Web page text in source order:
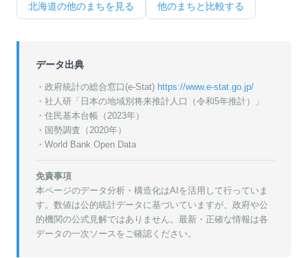
北海道の他のまちを見る 他のまちと比較する
データ出典
・政府統計の総合窓口(e-Stat) https://www.e-stat.go.jp/
・ 社人研「日本の地域別将来推計人口（令和5年推計）」
・ 住民基本台帳（2023年）
・ 国勢調査（2020年）
・World Bank Open Data
免責事項
本ページのデータ分析・構造化はAIを活用して行っていま
す。数値は公的統計データに基づいていますが、政府や公
的機関の公式見解ではありません。最新・正確な情報は各
データの一次ソースをご確認ください。